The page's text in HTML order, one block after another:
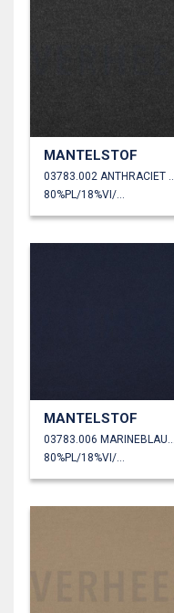
MANTELSTOF
03783.002
80%PL/18%VI/2%EA
MANTELSTOF
03783.006 MARINEBLAUW
80%PL/18%VI/2%EA